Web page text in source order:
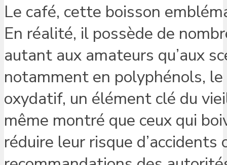
Le café, cette boisson
En réalité, il possède de
autant aux amateurs qu’aux
notamment en polyphénols,
oxydatif, un élément clé du
même montré que ceux qui
réduire leur risque